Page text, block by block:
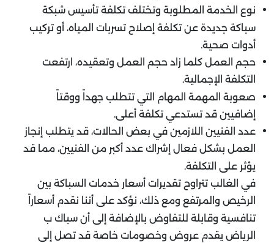
نوع الخدمة المطلوبة وتختلف تكلفة تأسيس شبكة
سباكة جديدة عن تكلفة إصلاح تسربات المياه، أو تركيب
أدوات صحية.
حجم العمل كلما زاد حجم العمل وتعقيده، ارتفعت
التكلفة الإجمالية.
صعوبة المهمة المهام التي تتطلب جهداً ووقتاً
إضافيين قد تستدعي تكلفة أعلى.
عدد الفنيين اللازمين في بعض الحالات، قد يتطلب إنجاز
العمل بشكل فعال إشراك عدد أكبر من الفنيين، مما قد
يؤثر على التكلفة.
في الغالب تتراوح تقديرات أسعار خدمات السباكة بين
الرخيص والمرتفع ومع ذلك، نؤكد على أننا نقدم أسعاراً
تنافسية وقابلة للتفاوض بالإضافة إلى أن سباك ب
الرياض يقدم عروض وخصومات خاصة قد تصل إلى